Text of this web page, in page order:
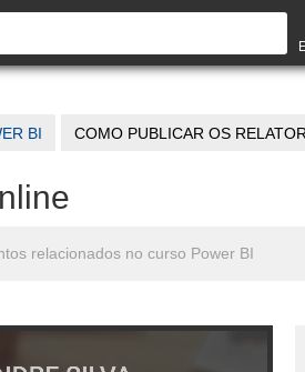
BI COMO PUBLICAR OS
relacionados no curso Power BI